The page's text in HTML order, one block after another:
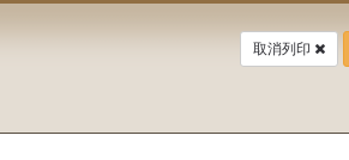
取消列印